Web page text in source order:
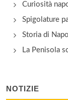
Curiosità
Spigolature
Storia di
La Penisola
NOTIZIE